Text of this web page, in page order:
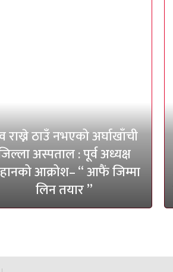
राख्ने ठाउँ नभएको अर्घाखाँची
अस्पताल : पूर्व अध्यक्ष
आक्रोश– “ आफैं जिम्मा
लिन तयार ”